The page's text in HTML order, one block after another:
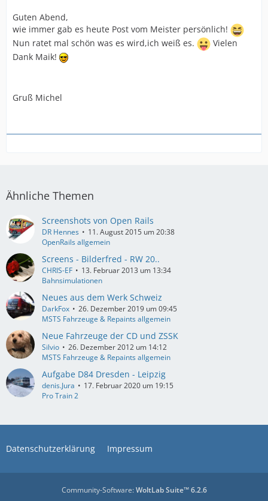
Guten Abend,
wie immer gab es heute Post vom Meister persönlich!
Nun ratet mal schön was es wird,ich weiß es.
Vielen
Dank Maik!
Gruß Michel
Ähnliche Themen
Screenshots von Open Rails
DR Hennes
11. August 2015 um 20:38
OpenRails allgemein
Screens - Bilderfred - RW 20..
CHRIS-EF
13. Februar 2013 um 13:34
Bahnsimulationen
Neues aus dem Werk Schweiz
DarkFox
26. Dezember 2019 um 09:45
MSTS Fahrzeuge & Repaints allgemein
Neue Fahrzeuge der CD und ZSSK
Silvio
26. Dezember 2012 um 14:12
MSTS Fahrzeuge & Repaints allgemein
Aufgabe D84 Dresden - Leipzig
denis.Jura
17. Februar 2020 um 19:15
Pro Train 2
Datenschutzerklärung Impressum
Community-Software:WoltLab Suite™ 6.2.6